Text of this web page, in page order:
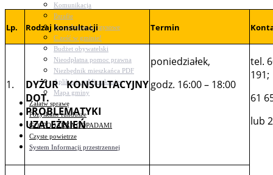
Komunikacja
Parafie
Zarządzanie kryzysowe
C.ześć w gminie!
Budżet obywatelski
Nieodpłatna pomoc prawna
Niezbędnik mieszkańca PDF
Aplikacja mMieszkaniec
Mapa gminy
Załatw sprawę
Pozyskane fundusze
GOSPODARKA ODPADAMI
Czyste powietrze
System Informacji przestrzennej
Lp. Rodzaj konsultacji Termin
1.
DYŻUR KONSULTACYJNY
DOT.
PROBLEMATYKI
UZALEŻNIEŃ
poniedziałek,
godz. 16:00 – 18:00
tel.
191;
61
lub